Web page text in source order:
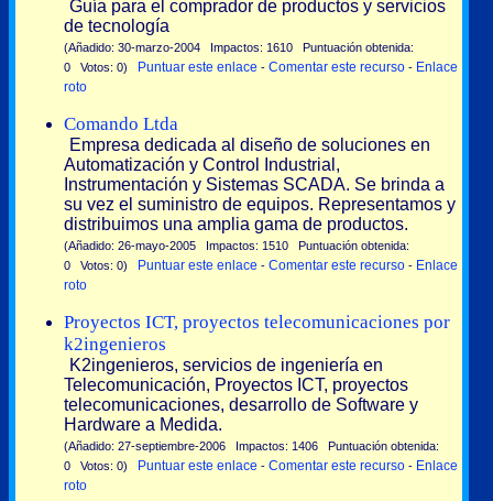
Guía para el comprador de productos y servicios
de tecnología
(Añadido: 30-marzo-2004 Impactos: 1610 Puntuación obtenida:
0 Votos: 0) Puntuar este enlace - Comentar este recurso - Enlace
roto
Comando Ltda
Empresa dedicada al diseño de soluciones en
Automatización y Control Industrial,
Instrumentación y Sistemas SCADA. Se brinda a
su vez el suministro de equipos. Representamos y
distribuimos una amplia gama de productos.
(Añadido: 26-mayo-2005 Impactos: 1510 Puntuación obtenida:
0 Votos: 0) Puntuar este enlace - Comentar este recurso - Enlace
roto
Proyectos ICT, proyectos telecomunicaciones por
k2ingenieros
K2ingenieros, servicios de ingeniería en
Telecomunicación, Proyectos ICT, proyectos
telecomunicaciones, desarrollo de Software y
Hardware a Medida.
(Añadido: 27-septiembre-2006 Impactos: 1406 Puntuación obtenida:
0 Votos: 0) Puntuar este enlace - Comentar este recurso - Enlace
roto